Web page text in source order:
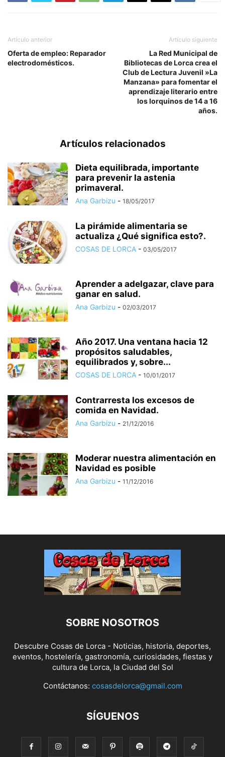
Artículo anterior
Oferta de empleo: Reparador
electrodomésticos.
Artículo siguiente
La Red Municipal de
Bibliotecas de Lorca crea el
Club de Lectura Juvenil »La
Manzana» para fomentar el
aprendizaje literario entre
los lorquinos de 14 a 16
años.
Artículos relacionados
Dieta equilibrada, importante
para prevenir la astenia
primaveral.
Ana Garbizu - 18/05/2017
La pirámide alimentaria se
actualiza ¿Qué significa esto?.
COSAS DE LORCA - 03/05/2017
Aprender a adelgazar, clave para
ganar en salud.
Ana Garbizu - 02/03/2017
Año 2017. Una ventana hacia 12
propósitos saludables,
equilibrados y, sobre...
COSAS DE LORCA - 10/01/2017
Contrarresta los excesos de
comida en Navidad.
Ana Garbizu - 21/12/2016
Moderar nuestra alimentación en
Navidad es posible
Ana Garbizu - 11/12/2016
SOBRE NOSOTROS
Descubre Cosas de Lorca - Noticias, historia, deportes,
eventos, hostelería, gastronomía, curiosidades, fiestas y
cultura de Lorca, la Ciudad del Sol
Contáctanos: cosasdelorca@gmail.com
SÍGUENOS